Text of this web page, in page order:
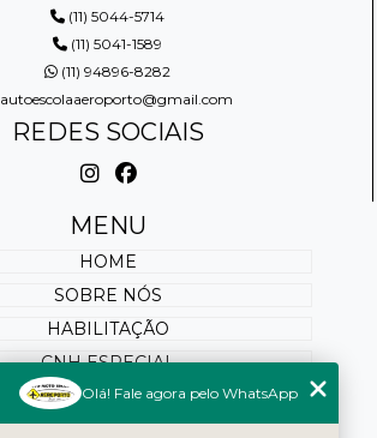
(11) 5044-5714
(11) 5041-1589
(11) 94896-8282
autoescolaaeroporto@gmail.com
REDES SOCIAIS
MENU
HOME
SOBRE NÓS
HABILITAÇÃO
CNH ESPECIAL
REABILITAÇÃO
PONTUAÇÃO
Olá! Fale agora pelo WhatsApp